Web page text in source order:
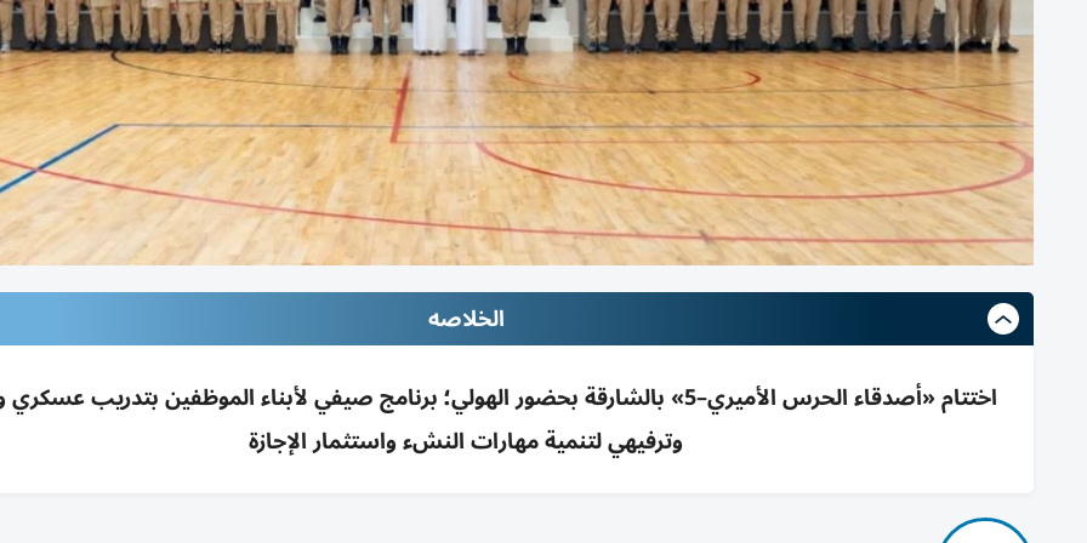
الخلاصه
اختتام «أصدقاء الحرس الأميري–5» بالشارقة بحضور الهولي؛ برنامج صيفي لأبناء الموظفين بتدريب
وترفيهي لتنمية مهارات النشء واستثمار الإجازة